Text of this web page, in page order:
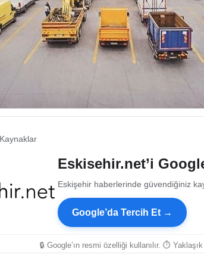
Eskisehir.net’i
Eskişehir haberlerinde güvendiğiniz
Google’da Tercih Et →
🔒 Google’ın resmi özelliği kullanılır. ⏱